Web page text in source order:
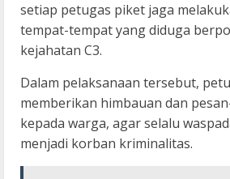
setiap petugas piket jaga
tempat-tempat yang diduga
kejahatan C3.
Dalam pelaksanaan tersebut,
memberikan himbauan dan
kepada warga, agar selalu
menjadi korban kriminalitas.